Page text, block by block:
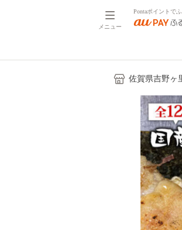
メニュー
Pontaポイントで
佐賀県吉野ヶ